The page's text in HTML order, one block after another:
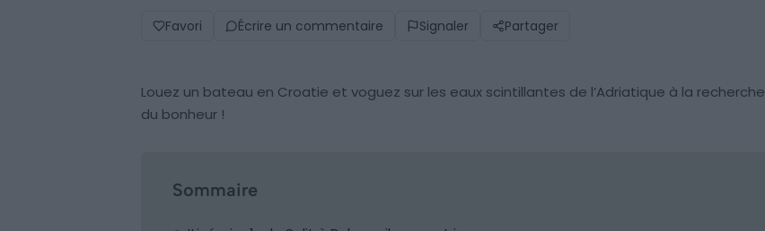
Favori Écrire un commentaire Signaler Partager
Louez un bateau en Croatie et voguez sur les eaux scintillantes de l’Adriatique à la recherche
du bonheur !
Sommaire